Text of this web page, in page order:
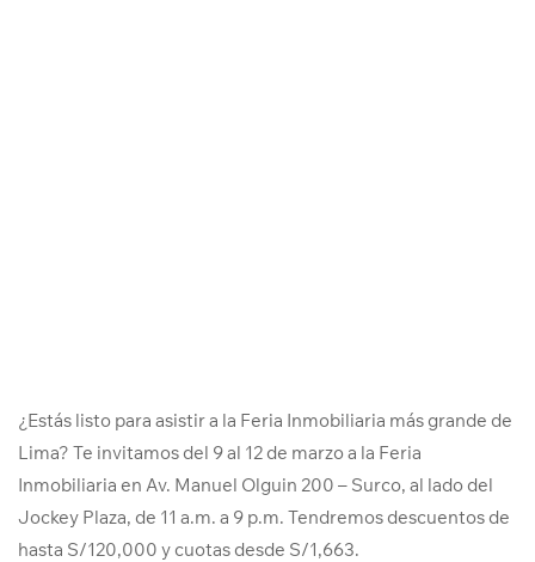
¿Estás listo para asistir a la Feria Inmobiliaria más grande de
Lima? Te invitamos del 9 al 12 de marzo a la Feria
Inmobiliaria en Av. Manuel Olguin 200 – Surco, al lado del
Jockey Plaza, de 11 a.m. a 9 p.m. Tendremos descuentos de
hasta S/120,000 y cuotas desde S/1,663.